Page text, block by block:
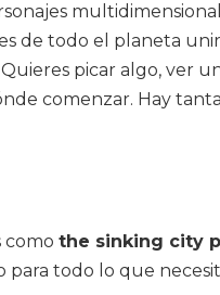
todo el planeta
picar algo,
comenzar. Hay
como the sinking city
todo lo que